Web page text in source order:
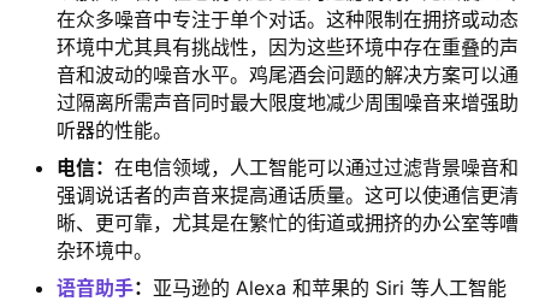
在众多噪音中专注于单个对话。这种限制在拥挤或动态
环境中尤其具有挑战性，因为这些环境中存在重叠的声
音和波动的噪音水平。鸡尾酒会问题的解决方案可以通
过隔离所需声音同时最大限度地减少周围噪音来增强助
听器的性能。
电信： 在电信领域，人工智能可以通过过滤背景噪音和
强调说话者的声音来提高通话质量。这可以使通信更清
晰、更可靠，尤其是在繁忙的街道或拥挤的办公室等嘈
杂环境中。
语音助手： 亚马逊的 Alexa 和苹果的 Siri 等人工智能